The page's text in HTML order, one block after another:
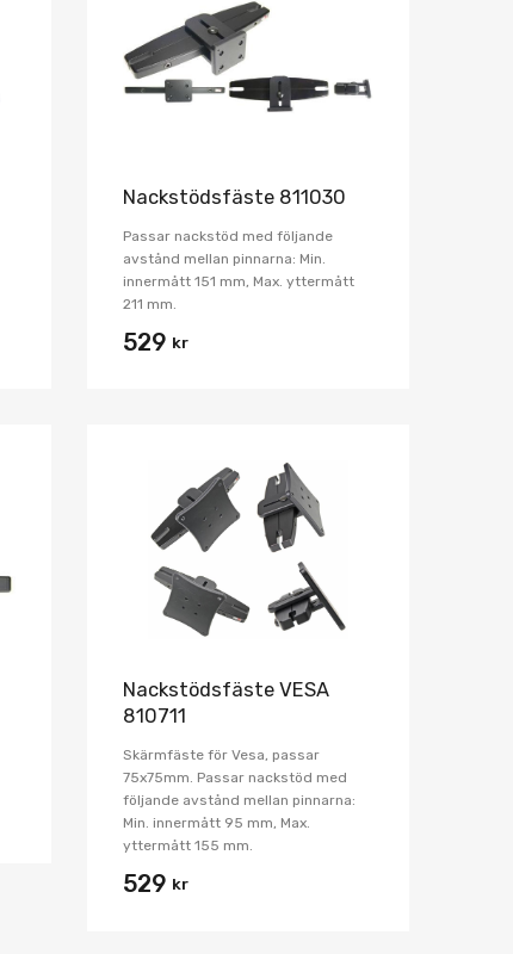
Nackstödsfäste 811030
Passar nackstöd med följande
avstånd mellan pinnarna: Min.
innermått 151 mm, Max. yttermått
211 mm.
529 kr
Nackstödsfäste VESA
810711
Skärmfäste för Vesa, passar
75x75mm. Passar nackstöd med
följande avstånd mellan pinnarna:
Min. innermått 95 mm, Max.
yttermått 155 mm.
529 kr